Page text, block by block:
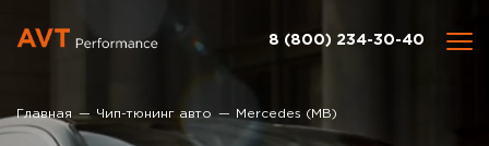
8 (800) 234-30-40
Главная Чип-тюнинг авто Mercedes (MB)